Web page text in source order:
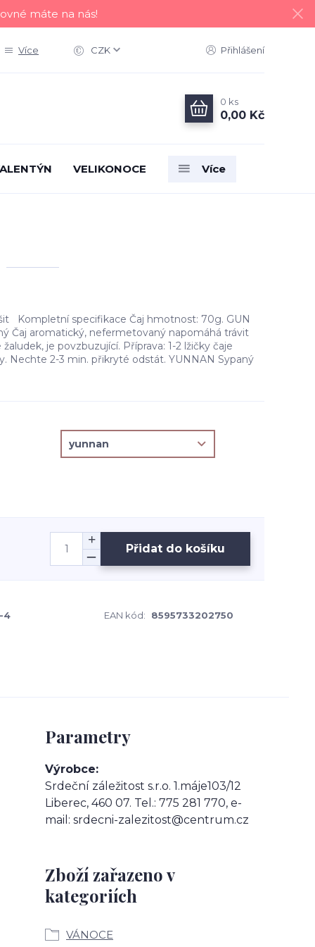
máte na nás!
Více CZK Přihlášení
0 ks
0,00 Kč
VELIKONOCE Více
Kompletní specifikace Čaj hmotnost: 70g. GUN
Čaj aromatický, nefermetovaný napomáhá trávit
je povzbuzující. Příprava: 1-2 lžičky čaje
Nechte 2-3 min. přikryté odstát. YUNNAN Sypaný
Přidat do košíku
4 EAN kód: 8595733202750
Parametry
Výrobce
Srdeční záležitost s.r.o. 1.máje103/12
Liberec, 460 07. Tel.: 775 281 770, e-
mail: srdecni-zalezitost@centrum.cz
Zboží zařazeno v
kategoriích
VÁNOCE